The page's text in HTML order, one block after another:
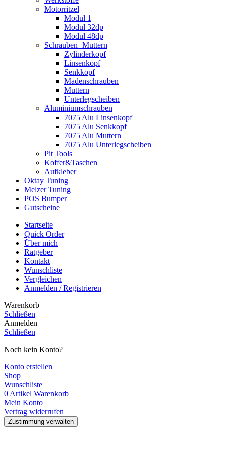
Motorritzel
Modul 1
Modul 32dp
Modul 48dp
Schrauben+Muttern
Zylinderkopf
Linsenkopf
Senkkopf
Madenschrauben
Muttern
Unterlegscheiben
Aluminiumschrauben
7075 Alu Linsenkopf
7075 Alu Senkkopf
7075 Alu Muttern
7075 Alu Unterlegscheiben
Pit Tools
Koffer&Taschen
Aufkleber
Oktay Tuning
Melzer Tuning
POS Bumper
Gutscheine
Startseite
Quick Order
Über mich
Ratgeber
Kontakt
Wunschliste
Vergleichen
Anmelden / Registrieren
Warenkorb
Schließen
Anmelden
Schließen
Noch kein Konto?
Konto erstellen
Shop
Wunschliste
0 Artikel Warenkorb
Mein Konto
Vertrag widerrufen
Zustimmung verwalten